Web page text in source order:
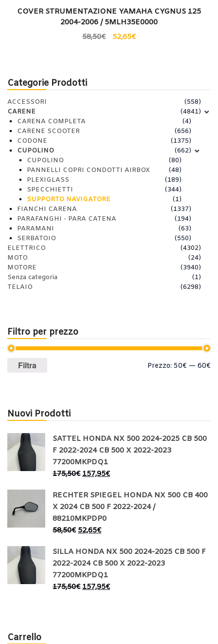
Categorie Prodotti
ACCESSORI
(558)
CARENE
(4841)
CARENA COMPLETA
(4)
CARENE SCOOTER
(656)
CODONE
(1375)
CUPOLINO
(662)
CUPOLINO
(80)
PANNELLI COPRI CONDOTTI AIRBOX
(48)
PLEXIGLASS
(189)
SPECCHIETTI
(344)
SUPPORTO NAVIGATORE
(1)
FIANCHI CARENA
(1337)
PARAFANGHI - PARA CATENA
(194)
PARAMANI
(63)
SERBATOIO
(550)
ELETTRICO
(4302)
MOTO
(24)
MOTORE
(3940)
Senza categoria
(1)
TELAIO
(6298)
Filtro per prezzo
Prezzo
Prezzo
Filtra Prezzo: 50€ — 60€
Nuovi Prodotti
SATTEL HONDA NX 500 2024-2025 CB 500
F 2022-2024 CB 500 X 2022-2023
77200MKPDQ1
175,50€ 157,95€
RECHTER SPIEGEL HONDA NX 500 CB 400
X 2024 CB 500 F 2022-2024 /
88210MKPDP0
58,50€ 52,65€
SILLA HONDA NX 500 2024-2025 CB 500 F
2022-2024 CB 500 X 2022-2023
77200MKPDQ1
175,50€ 157,95€
Carrello
COVER STRUMENTAZIONE YAMAHA CYGNUS 125
2004-2006 / 5MLH35E0000
58,50€ 52,65€